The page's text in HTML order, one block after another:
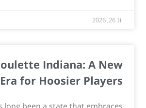
יונ 26, 2026
Indiana: A New
Era for Hoosier Players